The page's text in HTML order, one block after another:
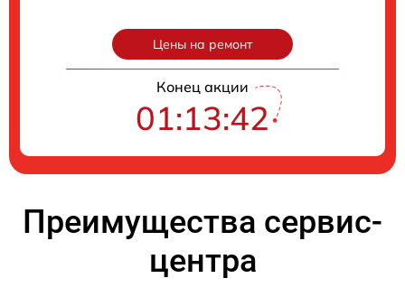
Цены на ремонт
Конец акции
01:13:41
Преимущества сервис-
центра